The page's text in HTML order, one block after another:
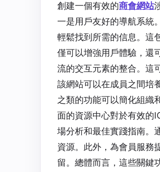
創建一個有效的商會網站
一是用戶友好的導航系統
輕鬆找到所需的信息。這
僅可以增強用戶體驗，還
流的交互元素的整合。這
該網站可以在成員之間培
之類的功能可以簡化組織
面的資源中心對於有效的
場分析和最佳實踐指南。
資源。此外，為會員服務
留。總體而言，這些關鍵